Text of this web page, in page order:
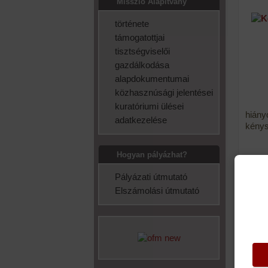
története
támogatottjai
tisztségviselői
gazdálkodása
alapdokumentumai
közhasznúsági jelentései
kuratóriumi ülései
adatkezelése
Hogyan pályázhat?
Pályázati útmutató
Elszámolási útmutató